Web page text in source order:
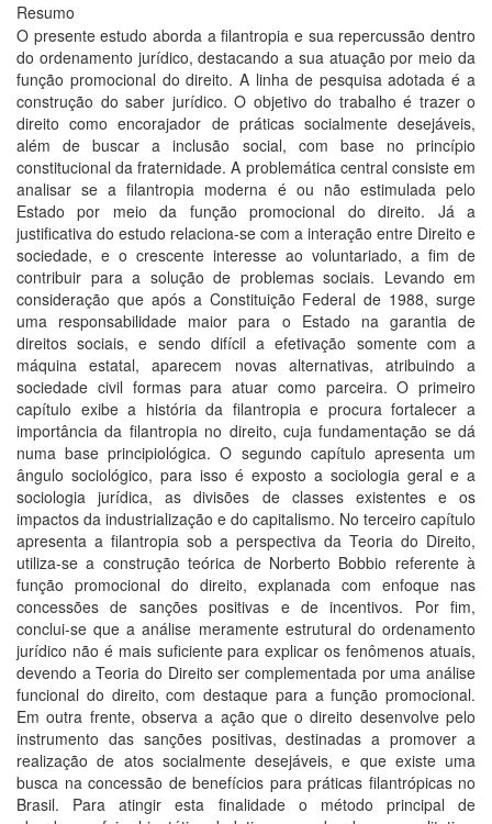
Resumo
O presente estudo aborda a filantropia e sua repercussão dentro
do ordenamento jurídico, destacando a sua atuação por meio da
função promocional do direito. A linha de pesquisa adotada é a
construção do saber jurídico. O objetivo do trabalho é trazer o
direito como encorajador de práticas socialmente desejáveis,
além de buscar a inclusão social, com base no princípio
constitucional da fraternidade. A problemática central consiste em
analisar se a filantropia moderna é ou não estimulada pelo
Estado por meio da função promocional do direito. Já a
justificativa do estudo relaciona-se com a interação entre Direito e
sociedade, e o crescente interesse ao voluntariado, a fim de
contribuir para a solução de problemas sociais. Levando em
consideração que após a Constituição Federal de 1988, surge
uma responsabilidade maior para o Estado na garantia de
direitos sociais, e sendo difícil a efetivação somente com a
máquina estatal, aparecem novas alternativas, atribuindo a
sociedade civil formas para atuar como parceira. O primeiro
capítulo exibe a história da filantropia e procura fortalecer a
importância da filantropia no direito, cuja fundamentação se dá
numa base principiológica. O segundo capítulo apresenta um
ângulo sociológico, para isso é exposto a sociologia geral e a
sociologia jurídica, as divisões de classes existentes e os
impactos da industrialização e do capitalismo. No terceiro capítulo
apresenta a filantropia sob a perspectiva da Teoria do Direito,
utiliza-se a construção teórica de Norberto Bobbio referente à
função promocional do direito, explanada com enfoque nas
concessões de sanções positivas e de incentivos. Por fim,
conclui-se que a análise meramente estrutural do ordenamento
jurídico não é mais suficiente para explicar os fenômenos atuais,
devendo a Teoria do Direito ser complementada por uma análise
funcional do direito, com destaque para a função promocional.
Em outra frente, observa a ação que o direito desenvolve pelo
instrumento das sanções positivas, destinadas a promover a
realização de atos socialmente desejáveis, e que existe uma
busca na concessão de benefícios para práticas filantrópicas no
Brasil. Para atingir esta finalidade o método principal de